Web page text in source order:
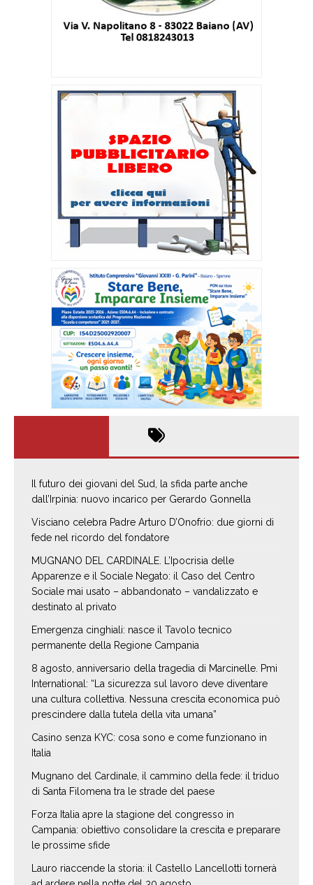
Il futuro dei giovani del Sud, la sfida parte anche
dall’Irpinia: nuovo incarico per Gerardo Gonnella
Visciano celebra Padre Arturo D’Onofrio: due giorni di
fede nel ricordo del fondatore
MUGNANO DEL CARDINALE. L’Ipocrisia delle
Apparenze e il Sociale Negato: il Caso del Centro
Sociale mai usato – abbandonato – vandalizzato e
destinato al privato
Emergenza cinghiali: nasce il Tavolo tecnico
permanente della Regione Campania
8 agosto, anniversario della tragedia di Marcinelle. Pmi
International: “La sicurezza sul lavoro deve diventare
una cultura collettiva. Nessuna crescita economica può
prescindere dalla tutela della vita umana”
Casino senza KYC: cosa sono e come funzionano in
Italia
Mugnano del Cardinale, il cammino della fede: il triduo
di Santa Filomena tra le strade del paese
Forza Italia apre la stagione del congresso in
Campania: obiettivo consolidare la crescita e preparare
le prossime sfide
Lauro riaccende la storia: il Castello Lancellotti tornerà